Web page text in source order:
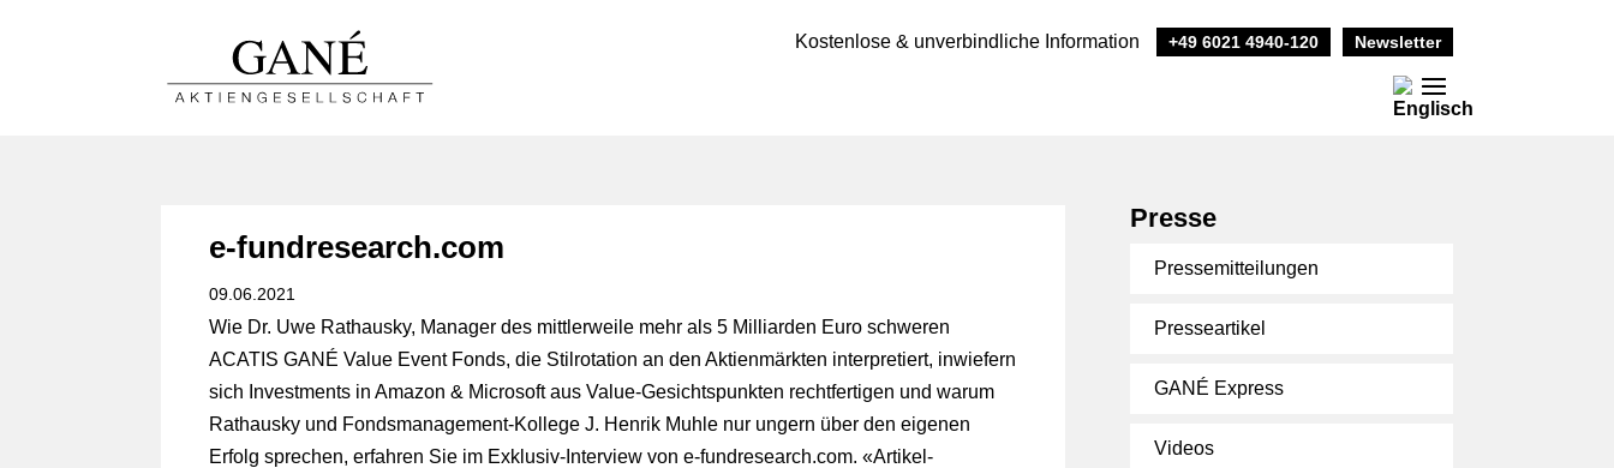
Newsletter
Kostenlose & unverbindliche Information +49 6021 4940-120
e-fundresearch.com
09.06.2021
Wie Dr. Uwe Rathausky, Manager des mittlerweile mehr als 5 Milliarden Euro schweren
ACATIS GANÉ Value Event Fonds, die Stilrotation an den Aktienmärkten interpretiert, inwiefern
sich Investments in Amazon & Microsoft aus Value-Gesichtspunkten rechtfertigen und warum
Rathausky und Fondsmanagement-Kollege J. Henrik Muhle nur ungern über den eigenen
Erfolg sprechen, erfahren Sie im Exklusiv-Interview von e-fundresearch.com. «Artikel-
Presse
Pressemitteilungen
Presseartikel
GANÉ Express
Videos